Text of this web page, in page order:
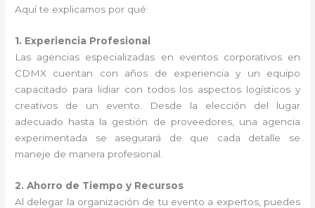
Aquí te explicamos por qué:
1. Experiencia Profesional
Las agencias especializadas en eventos corporativos en
CDMX cuentan con años de experiencia y un equipo
capacitado para lidiar con todos los aspectos logísticos y
creativos de un evento. Desde la elección del lugar
adecuado hasta la gestión de proveedores, una agencia
experimentada se asegurará de que cada detalle se
maneje de manera profesional.
2. Ahorro de Tiempo y Recursos
Al delegar la organización de tu evento a expertos, puedes